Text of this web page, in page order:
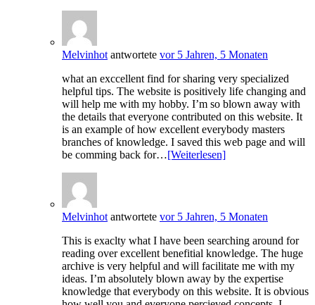
Melvinhotantwortete vor 5 Jahren, 5 Monaten
what an exccellent find for sharing very specialized
helpful tips. The website is positively life changing and
will help me with my hobby. I’m so blown away with
the details that everyone contributed on this website. It
is an example of how excellent everybody masters
branches of knowledge. I saved this web page and will
be comming back for…[Weiterlesen]
Melvinhotantwortete vor 5 Jahren, 5 Monaten
This is exaclty what I have been searching around for
reading over excellent benefitial knowledge. The huge
archive is very helpful and will facilitate me with my
ideas. I’m absolutely blown away by the expertise
knowledge that everybody on this website. It is obvious